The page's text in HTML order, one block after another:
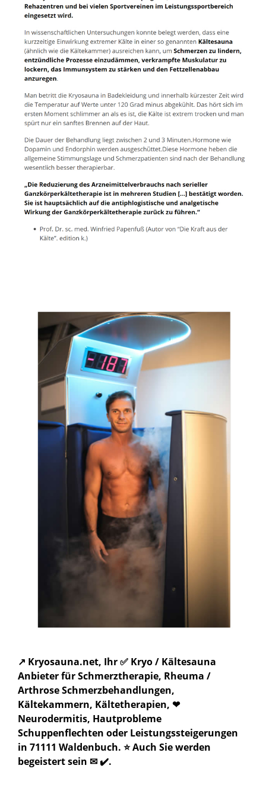
↗️ Kryosauna.net, Ihr ✅ Kryo / Kältesauna
Anbieter für Schmerztherapie, Rheuma /
Arthrose Schmerzbehandlungen,
Kältekammern, Kältetherapien, ❤
Neurodermitis, Hautprobleme
Schuppenflechten oder Leistungssteigerungen
in 71111 Waldenbuch. ⭐ Auch Sie werden
begeistert sein ✉ ✔️.